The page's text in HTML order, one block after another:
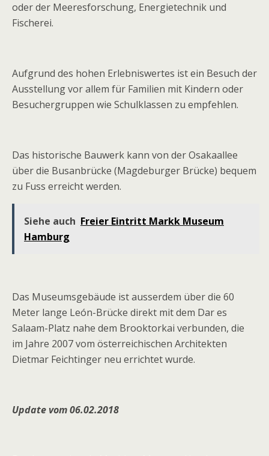
oder der Meeresforschung, Energietechnik und
Fischerei.
Aufgrund des hohen Erlebniswertes ist ein Besuch der
Ausstellung vor allem für Familien mit Kindern oder
Besuchergruppen wie Schulklassen zu empfehlen.
Das historische Bauwerk kann von der Osakaallee
über die Busanbrücke (Magdeburger Brücke) bequem
zu Fuss erreicht werden.
Siehe auch Freier Eintritt Markk Museum
Hamburg
Das Museumsgebäude ist ausserdem über die 60
Meter lange León-Brücke direkt mit dem Dar es
Salaam-Platz nahe dem Brooktorkai verbunden, die
im Jahre 2007 vom österreichischen Architekten
Dietmar Feichtinger neu errichtet wurde.
Update vom 06.02.2018